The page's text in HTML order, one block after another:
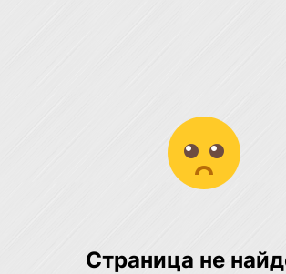
Страница не